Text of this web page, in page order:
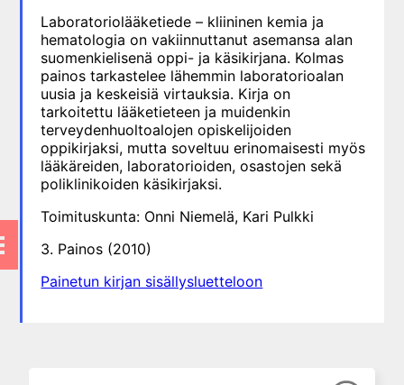
8. Proteiinitutkimukset
9. Hormonitutkimukset
10. Allergian ja
autoimmuunisairauksien
laboratoriodiagnostiikka
11. Maksan
laboratoriotutkimukset
12. Luusto ja muu sidekudos
15. Perinnöllisten
ominaisuuksien ja sairauksien
DNA-diagnostiikka
16. Synnynnäisten
Laboratoriolääketiede – kliininen kemia ja
hematologia on vakiinnuttanut asemansa alan
suomenkielisenä oppi- ja käsikirjana. Kolmas
painos tarkastelee lähemmin laboratorioalan
uusia ja keskeisiä virtauksia. Kirja on
tarkoitettu lääketieteen ja muidenkin
terveydenhuoltoalojen opiskelijoiden
oppikirjaksi, mutta soveltuu erinomaisesti myös
lääkäreiden, laboratorioiden, osastojen sekä
poliklinikoiden käsikirjaksi.
Toimituskunta: Onni Niemelä, Kari Pulkki
3. Painos (2010)
Painetun kirjan sisällysluetteloon